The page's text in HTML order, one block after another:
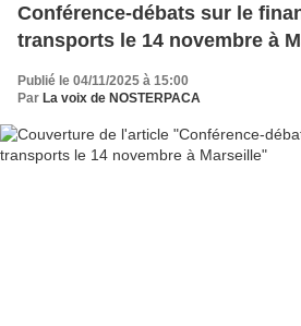
Conférence-débats sur le
transports le 14 novembre à
Publié le 04/11/2025 à 15:00
Par La voix de NOSTERPACA